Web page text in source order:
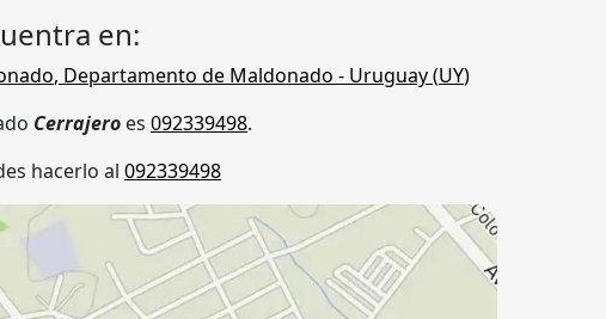
en:
, Departamento de Maldonado - Uruguay (UY)
Cerrajero es 092339498.
hacerlo al 092339498